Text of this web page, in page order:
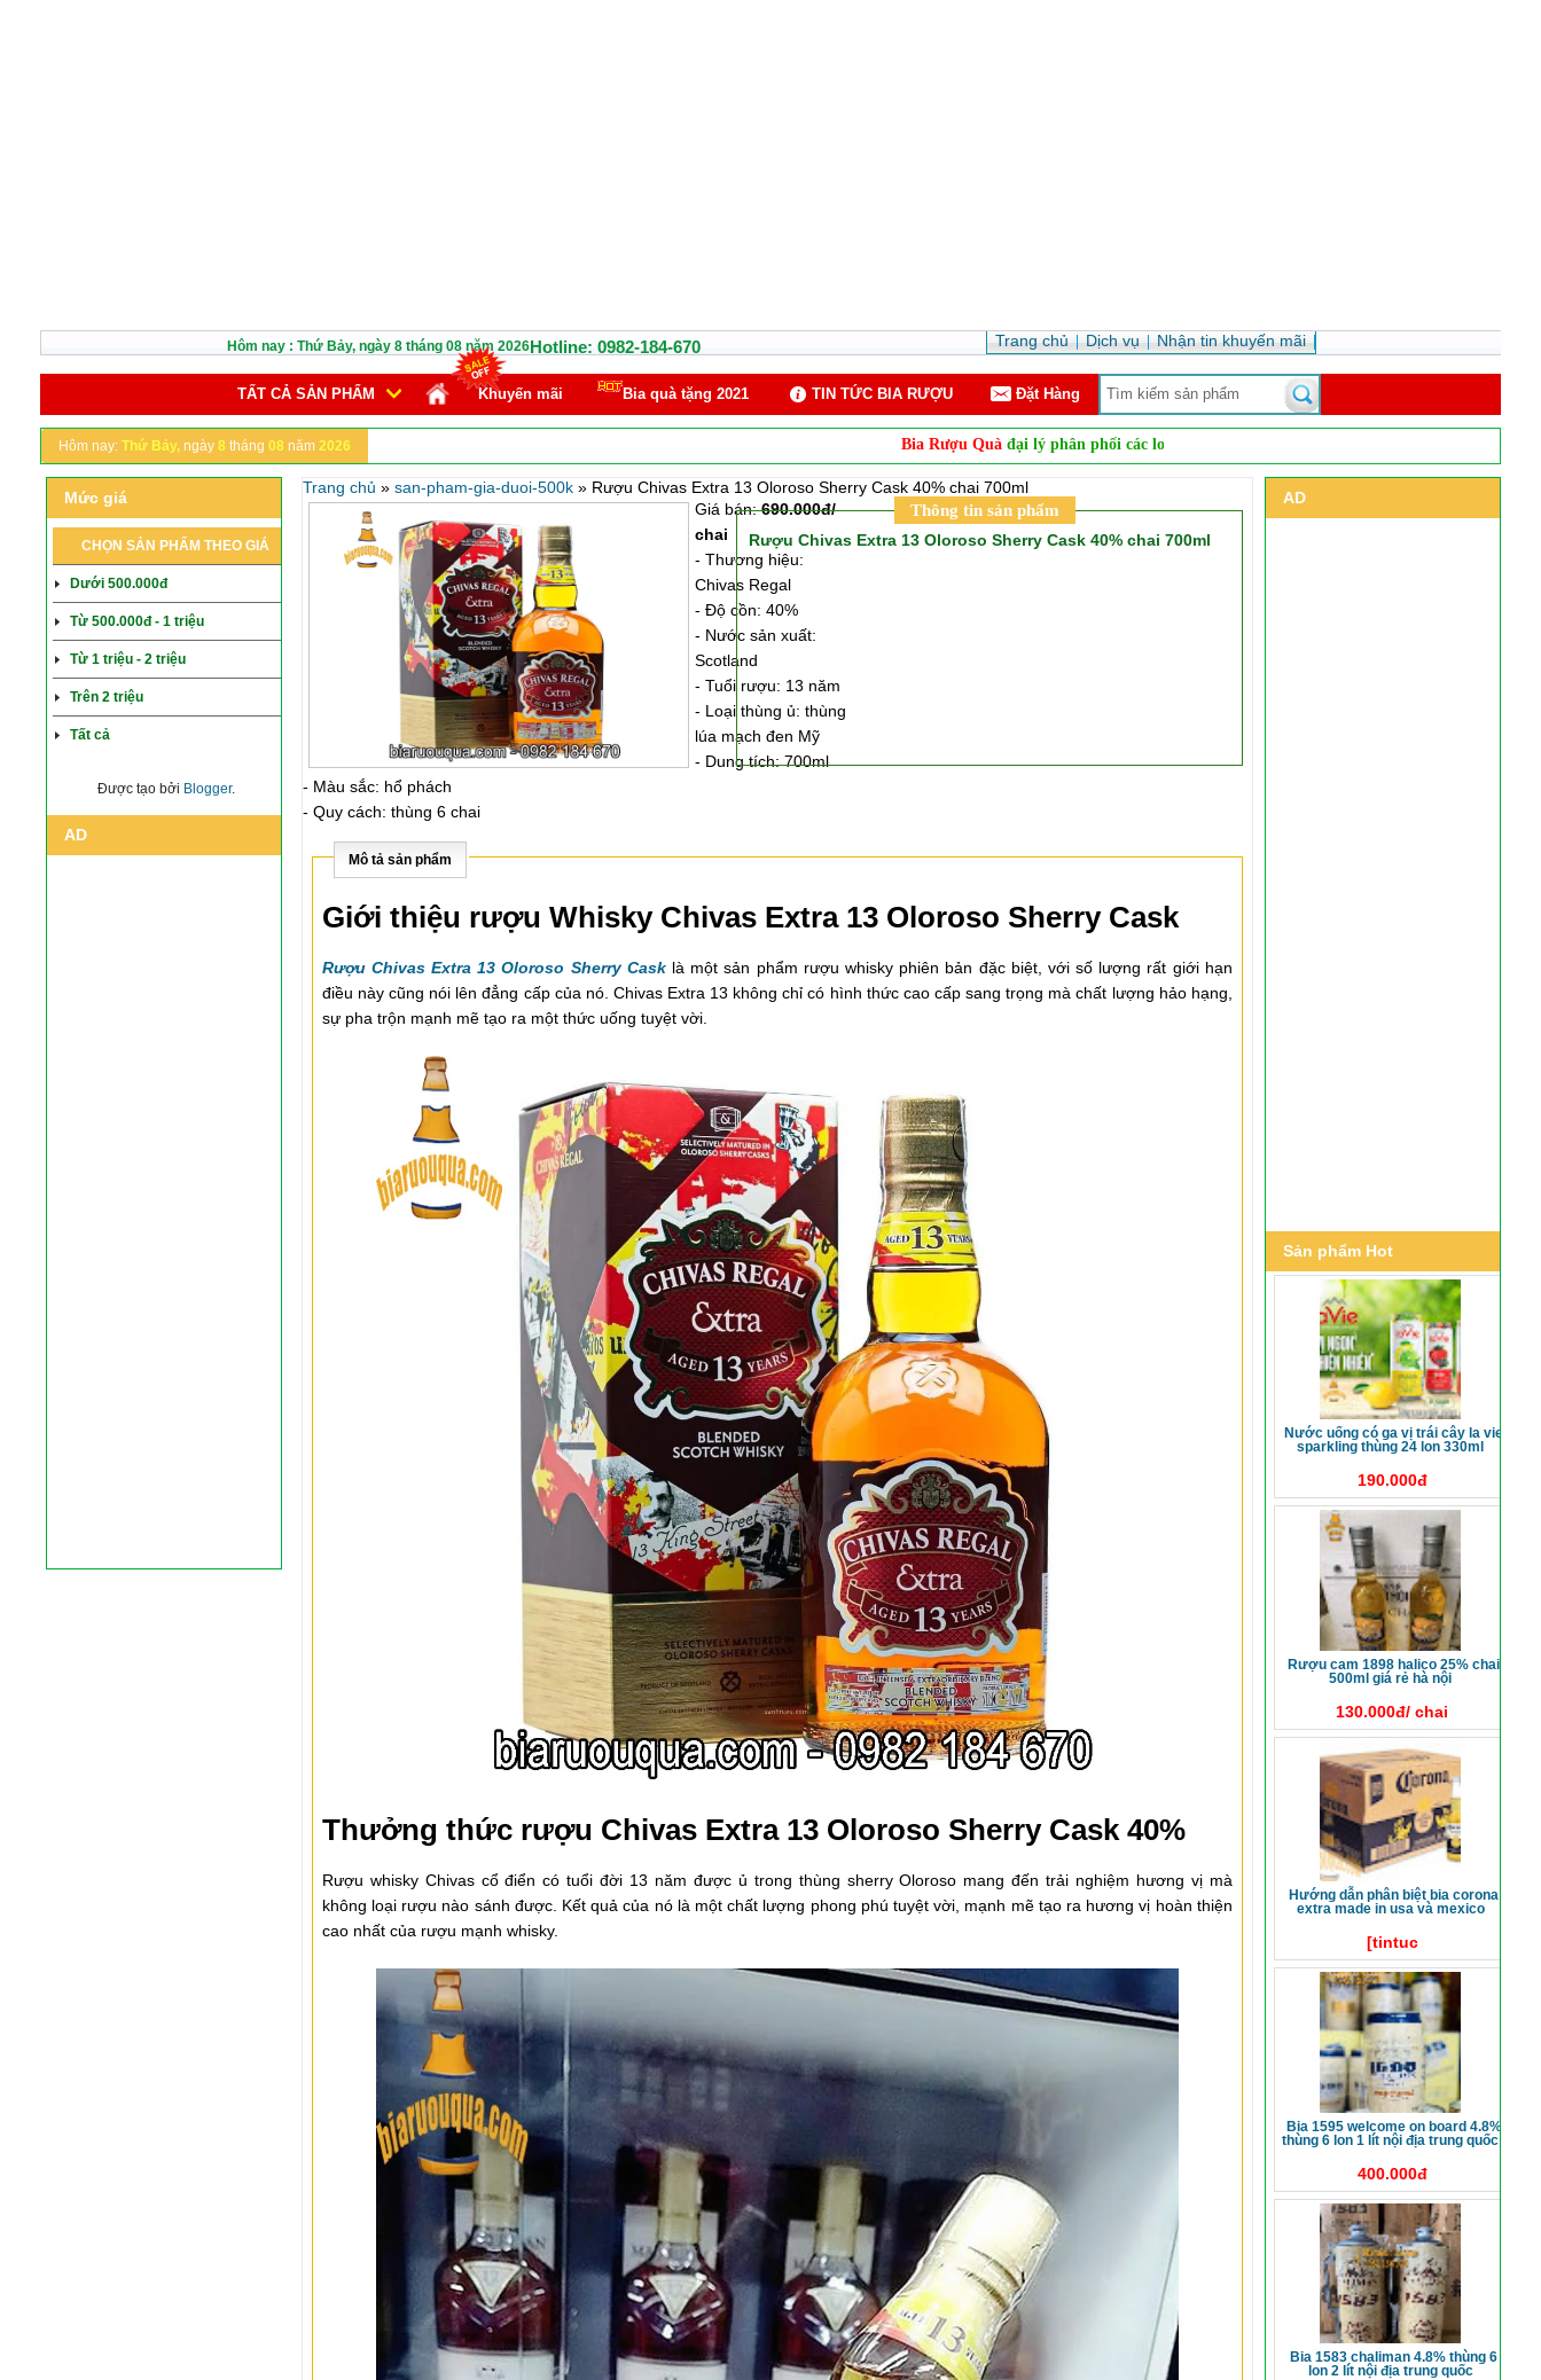
Hôm nay : Thứ Bảy, ngày 8 tháng 08 năm 2026Hotline: 0982-184-670 Trang chủ Dịch vụ Nhận tin khuyến mãi
TẤT CẢ SẢN PHẨM Khuyến mãi Bia quà tặng 2021 TIN TỨC BIA RƯỢU Ðặt Hàng
Hôm nay: Thứ Bảy, ngày 8 tháng 08 năm 2026 Bia Rượu Quàđại lý phân phối các loại bia nhập khẩu, rượu vang, rượu mạnh, rượu pha chế... tại
Mức giá
CHỌN SẢN PHẨM THEO GIÁ
Dưới 500.000đ
Từ 500.000đ - 1 triệu
Từ 1 triệu - 2 triệu
Trên 2 triệu
Tất cả
Được tạo bởi Blogger.
AD
AD
Sản phẩm Hot
nước uống có ga vị trái cây la vie
sparkling thùng 24 lon 330ml
190.000đ
rượu cam 1898 halico 25% chai
500ml giá rẻ hà nội
130.000đ/ chai
hướng dẫn phân biệt bia corona
extra made in usa và mexico
[tintuc
bia 1595 welcome on board 4.8%
thùng 6 lon 1 lít nội địa trung quốc
400.000đ
bia 1583 chaliman 4.8% thùng 6
lon 2 lít nội địa trung quốc
Trang chủ » san-pham-gia-duoi-500k» Rượu Chivas Extra 13 Oloroso Sherry Cask 40% chai 700ml
Thông tin sản phẩm
Rượu Chivas Extra 13 Oloroso Sherry Cask 40% chai 700ml
Giá bán:690.000đ/
chai
- Thương hiệu:
Chivas Regal
- Độ cồn: 40%
- Nước sản xuất:
Scotland
- Tuổi rượu: 13 năm
- Loại thùng ủ: thùng
lúa mạch đen Mỹ
- Dung tích: 700ml
- Màu sắc: hổ phách
- Quy cách: thùng 6 chai
Mô tả sản phẩm
Giới thiệu rượu Whisky Chivas Extra 13 Oloroso Sherry Cask
Rượu Chivas Extra 13 Oloroso Sherry Casklà một sản phẩm rượu whisky phiên bản đặc biệt, với số lượng rất giới hạn
điều này cũng nói lên đẳng cấp của nó. Chivas Extra 13 không chỉ có hình thức cao cấp sang trọng mà chất lượng hảo hạng,
sự pha trộn mạnh mẽ tạo ra một thức uống tuyệt vời.
Thưởng thức rượu Chivas Extra 13 Oloroso Sherry Cask 40%
Rượu whisky Chivas cổ điển có tuổi đời 13 năm được ủ trong thùng sherry Oloroso mang đến trải nghiệm hương vị mà
không loại rượu nào sánh được. Kết quả của nó là một chất lượng phong phú tuyệt vời, mạnh mẽ tạo ra hương vị hoàn thiện
cao nhất của rượu mạnh whisky.